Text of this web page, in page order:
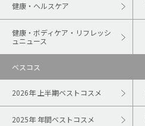
健康・ヘルスケア
健康・ボディケア・リフレッシ
ュニュース
ベスコス
2026年 上半期ベストコスメ
2025年 年間ベストコスメ